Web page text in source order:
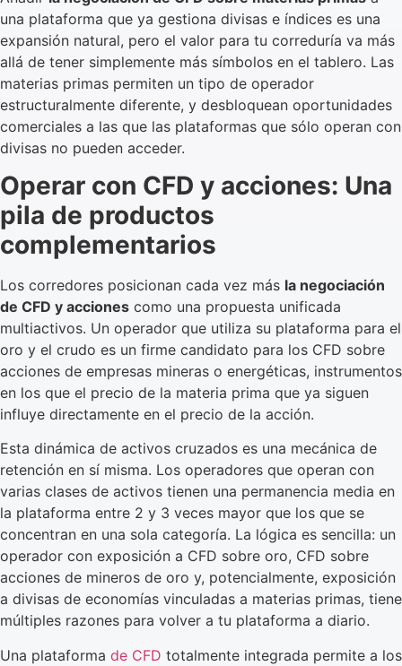
una plataforma que ya gestiona divisas e índices es una
expansión natural, pero el valor para tu correduría va más
allá de tener simplemente más símbolos en el tablero. Las
materias primas permiten un tipo de operador
estructuralmente diferente, y desbloquean oportunidades
comerciales a las que las plataformas que sólo operan con
divisas no pueden acceder.
Operar con CFD y acciones: Una
pila de productos
complementarios
Los corredores posicionan cada vez más la negociación
de CFD y acciones como una propuesta unificada
multiactivos. Un operador que utiliza su plataforma para el
oro y el crudo es un firme candidato para los CFD sobre
acciones de empresas mineras o energéticas, instrumentos
en los que el precio de la materia prima que ya siguen
influye directamente en el precio de la acción.
Esta dinámica de activos cruzados es una mecánica de
retención en sí misma. Los operadores que operan con
varias clases de activos tienen una permanencia media en
la plataforma entre 2 y 3 veces mayor que los que se
concentran en una sola categoría. La lógica es sencilla: un
operador con exposición a CFD sobre oro, CFD sobre
acciones de mineros de oro y, potencialmente, exposición
a divisas de economías vinculadas a materias primas, tiene
múltiples razones para volver a tu plataforma a diario.
Una plataforma de CFD totalmente integrada permite a los